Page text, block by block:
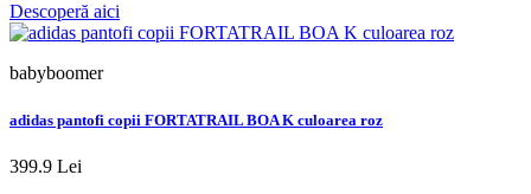
Descoperă aici
babyboomer
adidas pantofi copii FORTATRAIL BOA K culoarea roz
399.9 Lei